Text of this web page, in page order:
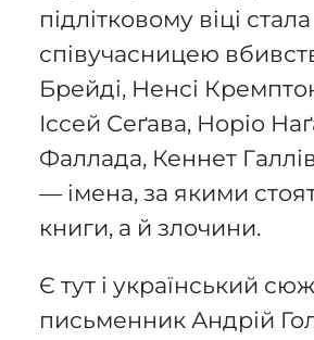
підлітковому віці стала
співучасницею
Брейді, Ненсі
Іссей Сеґава, Норіо
Фаллада, Кеннет
— імена, за якими
книги, а й злочини.
Є тут і український
письменник Андрій